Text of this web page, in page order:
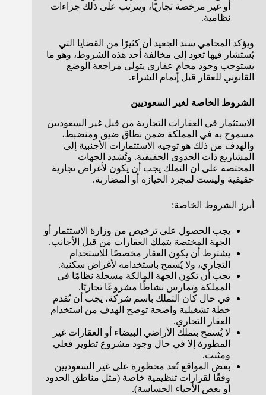
أو غير مرخصة تجاريًا، ويترتب على ذلك جزاءات
نظامية.
ويؤكد المحامي سند الجعيد أن كثيرًا من القضايا التي
يُستشار فيها تعود إلى مخالفة أحد هذه الشروط، وهو ما
يستوجب وجود محامٍ عقاري يتولى مراجعة الوضع
القانوني للعقار قبل إتمام الشراء.
الشروط الخاصة لغير السعوديين
الاستثمار في العقارات التجارية من قبل غير السعوديين
مسموح به في المملكة ضمن نطاق ضيق ومنضبط،
والهدف من ذلك هو توجيه الاستثمارات الأجنبية إلى
المشاريع ذات الجدوى الحقيقية. وتُشدد الجهات
المختصة على أن التملك يجب أن يكون لأغراض تجارية
حقيقية وليست لمجرد الحيازة أو المضاربة.
أبرز الشروط الخاصة:
يجب الحصول على ترخيص من وزارة الاستثمار أو
الجهة المختصة بتملك العقارات من قبل الأجانب.
يشترط أن يكون العقار مخصصًا للاستخدام
التجاري، ولا يُسمح باستخدامه لأغراض سكنية.
يجب أن تكون الجهة المالكة مسجلة نظامًا في
المملكة وتمارس نشاطًا مشروعًا تجاريًا.
في حال كان التملك باسم شركة، يجب أن تُقدم
خطة تشغيلية واضحة توضح الهدف من استخدام
العقار التجاري.
لا يُسمح بتملك الأراضي البيضاء أو العقارات غير
المطورة إلا في حال وجود مشروع تطوير فعلي
ومثبت.
بعض المواقع تُعد محظورة على غير السعوديين
وفقًا لقرارات تنظيمية خاصة (مثل مناطق الحدود
أو بعض الأحياء الحساسة).